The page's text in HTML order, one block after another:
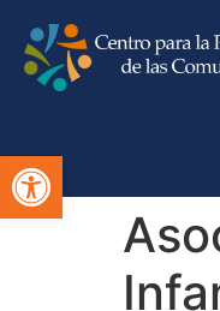
Abra la barra de